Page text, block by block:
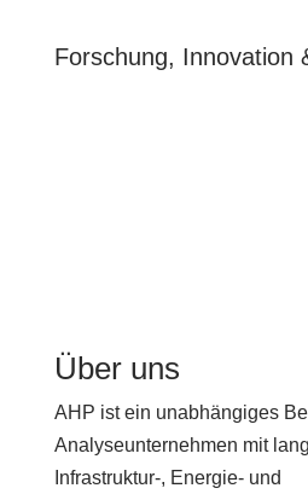
Forschung, Innovation
Über uns
AHP ist ein unabhängiges
Analyseunternehmen mit
Infrastruktur-, Energie- und